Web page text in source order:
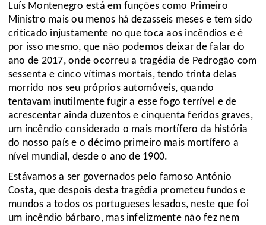
Luís Montenegro está em funções como Primeiro
Ministro mais ou menos há dezasseis meses e tem sido
criticado injustamente no que toca aos incêndios e é
por isso mesmo, que não podemos deixar de falar do
ano de 2017, onde ocorreu a tragédia de Pedrogão com
sessenta e cinco vítimas mortais, tendo trinta delas
morrido nos seu próprios automóveis, quando
tentavam inutilmente fugir a esse fogo terrível e de
acrescentar ainda duzentos e cinquenta feridos graves,
um incêndio considerado o mais mortífero da história
do nosso país e o décimo primeiro mais mortífero a
nível mundial, desde o ano de 1900.
Estávamos a ser governados pelo famoso António
Costa, que despois desta tragédia prometeu fundos e
mundos a todos os portugueses lesados, neste que foi
um incêndio bárbaro, mas infelizmente não fez nem